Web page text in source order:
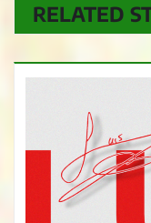
RELATED